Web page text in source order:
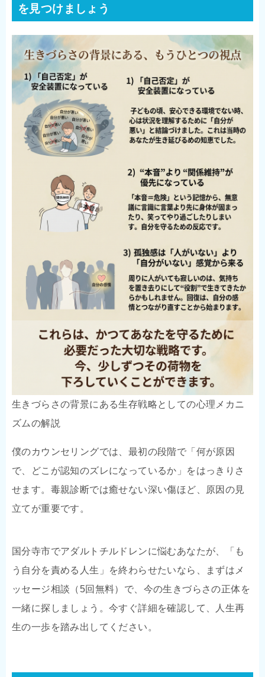
を見つけましょう
生きづらさの背景にある生存戦略としての心理メカニ
ズムの解説
僕のカウンセリングでは、最初の段階で「何が原因
で、どこが認知のズレになっているか」をはっきりさ
せます。毒親診断では癒せない深い傷ほど、原因の見
立てが重要です。
国分寺市でアダルトチルドレンに悩むあなたが、「も
う自分を責める人生」を終わらせたいなら、まずはメ
ッセージ相談（5回無料）で、今の生きづらさの正体を
一緒に探しましょう。今すぐ詳細を確認して、人生再
生の一歩を踏み出してください。